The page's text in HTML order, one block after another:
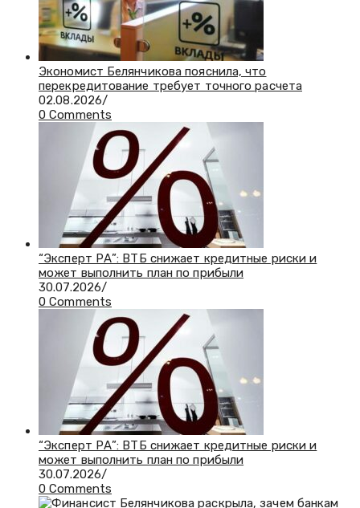
Экономист Белянчикова пояснила, что
перекредитование требует точного расчета
02.08.2026/
0 Comments
“Эксперт РА”: ВТБ снижает кредитные риски и
может выполнить план по прибыли
30.07.2026/
0 Comments
“Эксперт РА”: ВТБ снижает кредитные риски и
может выполнить план по прибыли
30.07.2026/
0 Comments